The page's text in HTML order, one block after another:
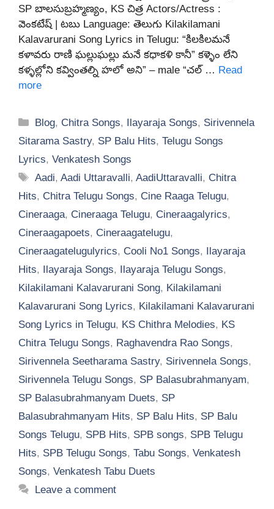
SP బాలసుబ్రహ్మణ్యం, KS చిత్ర Actors/Actress :
వెంకటేష్ | టబు Language: తెలుగు Kilakilamani
Kalavarurani Song Lyrics in Telugu: “కిలకిలమనే
కళావరు రాణి ఘల్లుఘల్లు మనే కధాకళి కానీ” కళ్ళెం లేని
కళ్ళల్లోని కవ్వింతల్ని హలో అని” – male “చల్ … Read
more
Categories
Blog, Chitra Songs, Ilayaraja Songs, Sirivennela
Sitarama Sastry, SP Balu Hits, Telugu Songs
Lyrics, Venkatesh Songs
Tags
Aadi,Aadi Uttaravalli,AadiUttaravalli, Chitra
Hits, Chitra Telugu Songs, Cine Raaga Telugu,
Cineraaga, Cineraaga Telugu, Cineraagalyrics,
Cineraagapoets, Cineraagatelugu,
Cineraagatelugulyrics, Cooli No1 Songs, Ilayaraja
Hits, Ilayaraja Songs, Ilayaraja Telugu Songs,
Kilakilamani Kalavarurani Song, Kilakilamani
Kalavarurani Song Lyrics, Kilakilamani Kalavarurani
Song Lyrics in Telugu, KS Chithra Melodies, KS
Chitra Telugu Songs, Raghavendra Rao Songs,
Sirivennela Seetharama Sastry, Sirivennela Songs,
Sirivennela Telugu Songs, SP Balasubrahmanyam,
SP Balasubrahmanyam Duets, SP
Balasubrahmanyam Hits, SP Balu Hits, SP Balu
Songs Telugu, SPB Hits, SPB songs, SPB Telugu
Hits, SPB Telugu Songs, Tabu Songs, Venkatesh
Songs, Venkatesh Tabu Duets
Leave a comment